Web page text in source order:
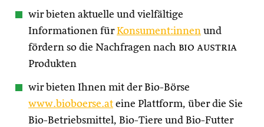
wir bieten aktuelle und vielfältige
Informationen fürKonsument:innen und
fördern so die Nachfragen nach bio austria
Produkten
wir bieten Ihnen mit der Bio-Börse
www.bioboerse.at eine Plattform, über die Sie
Bio-Betriebsmittel, Bio-Tiere und Bio-Futter